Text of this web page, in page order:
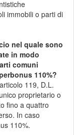
immobili o parti di
nel quale sono
in modo
comuni
110%?
119, D.L.
proprietario o
fino a quattro
In caso
110%.